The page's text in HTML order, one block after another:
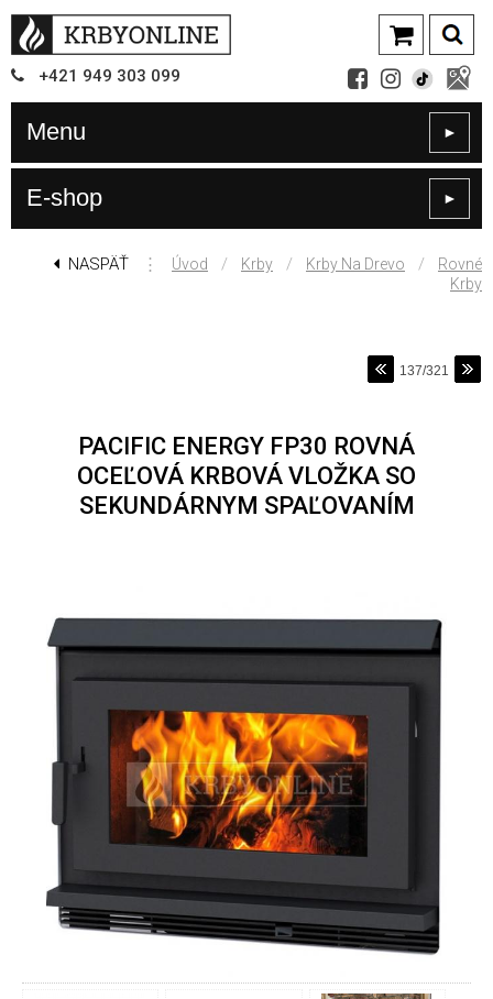
+421 949 303 099
Menu ►
E-shop ►
NASPÄŤ ⋮ Úvod / Krby / Krby Na Drevo /
Rovné
Krby
137/321
PACIFIC ENERGY FP30 ROVNÁ
OCEĽOVÁ KRBOVÁ VLOŽKA SO
SEKUNDÁRNYM SPAĽOVANÍM